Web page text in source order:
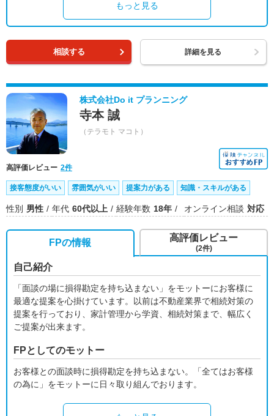
もっと見る
相談する 詳細を見る
株式会社Do it プランニング
寺本 誠
（テラモト マコト）
高評価レビュー 2件
接客態度がいい 雰囲気がいい 提案力がある 知識・スキルがある
性別 男性 年代 60代以上 経験年数 18年 オンライン相談 対応
FPの情報
自己紹介
「面談の場に損得勘定を持ち込まない」をモットーにお客様に
最適な提案を心掛けています。以前は不動産業界で相続対策の
提案を行っており、家計管理から学資、相続対策まで、幅広く
ご提案が出来ます。
FPとしてのモットー
お客様との面談時に損得勘定を持ち込まない。「全てはお客様
の為に」をモットーに日々取り組んでおります。
高評価レビュー
(2件)